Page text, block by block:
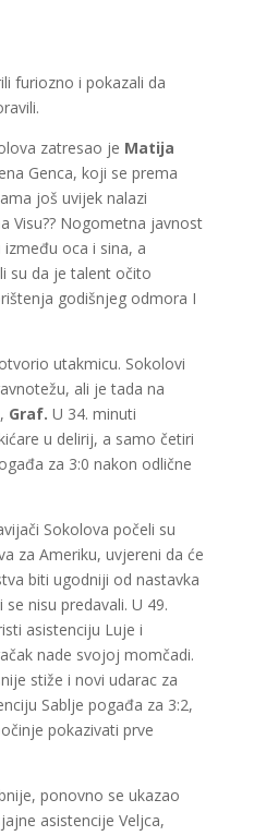
furiozno i pokazali da
zatresao je Matija
Genca, koji se prema
još uvijek nalazi
Visu?? Nogometna javnost
oca i sina, a
su da je talent očito
godišnjeg odmora I
utakmicu. Sokolovi
ali je tada na
Graf. U 34. minuti
u delirij, a samo četiri
za 3:0 nakon odlične
Sokolova počeli su
za Ameriku, uvjereni da će
biti ugodniji od nastavka
nisu predavali. U 49.
asistenciju Luje i
nade svojoj momčadi.
stiže i novi udarac za
Sablje pogađa za 3:2,
pokazivati prve
ponovno se ukazao
asistencije Veljca,